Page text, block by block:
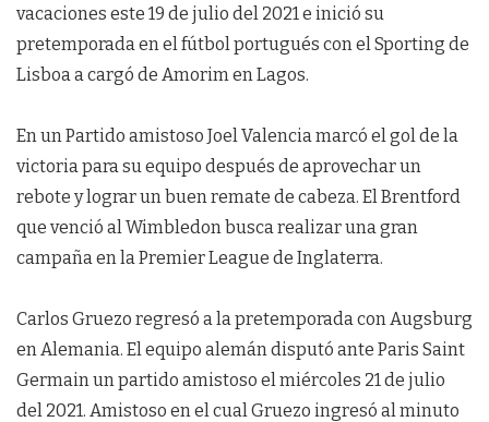
vacaciones este 19 de julio del 2021 e inició su
pretemporada en el fútbol portugués con el Sporting de
Lisboa a cargó de Amorim en Lagos.
En un Partido amistoso Joel Valencia marcó el gol de la
victoria para su equipo después de aprovechar un
rebote y lograr un buen remate de cabeza. El Brentford
que venció al Wimbledon busca realizar una gran
campaña en la Premier League de Inglaterra.
Carlos Gruezo regresó a la pretemporada con Augsburg
en Alemania. El equipo alemán disputó ante Paris Saint
Germain un partido amistoso el miércoles 21 de julio
del 2021. Amistoso en el cual Gruezo ingresó al minuto